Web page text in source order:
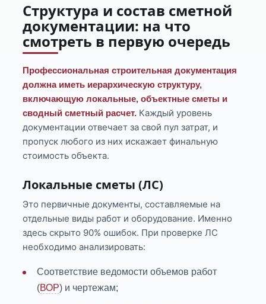
Структура и состав сметной
документации: на что
смотреть в первую очередь
Профессиональная строительная документация
должна иметь иерархическую структуру,
включающую локальные, объектные сметы и
сводный сметный расчет. Каждый уровень
документации отвечает за свой пул затрат, и
пропуск любого из них искажает финальную
стоимость объекта.
Локальные сметы (ЛС)
Это первичные документы, составляемые на
отдельные виды работ и оборудование. Именно
здесь скрыто 90% ошибок. При проверке ЛС
необходимо анализировать:
Соответствие ведомости объемов работ
(ВОР) и чертежам;